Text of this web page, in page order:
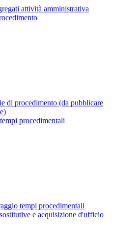
attività amministrativa
di procedimento (da pubblicare
procedimentali
tempi procedimentali
e acquisizione d'ufficio